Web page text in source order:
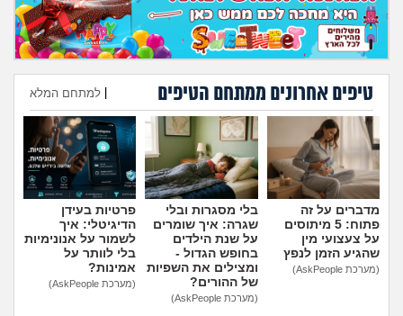
מה שעובר עליי
שומרים על הגוף
פיננסי וכלכלה
בין הסדינים
חיות מחמד
יוקר המחיה
גאווה
טיפים אחרונים ממתחם הטיפים למתחם המלא
הוספת טיפ
מדברים על זה
פתוח: 5 מיתוסים
על צעצועי מין
שהגיע הזמן לנפץ
(מערכת AskPeople)
בלי מסגרות ובלי
שגרה: איך שומרים
על שנת הילדים
בחופש הגדול -
ומצילים את השפיות
של ההורים?
(מערכת AskPeople)
פרטיות בעידן
הדיגיטלי: איך
לשמור על אנונימיות
בלי לוותר על
אמינות?
(מערכת AskPeople)